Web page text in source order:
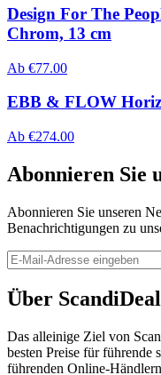
Design For The
Chrom, 13 cm
Ab €77.00
EBB & FLOW
Ab €274.00
Abonnieren Sie
Abonnieren Sie unseren
Benachrichtigungen zu
Über
Das alleinige Ziel von
besten Preise für führende
führenden Online-